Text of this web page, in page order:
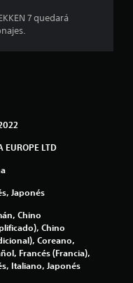
c
7 quedará
EUROPE LTD
Japonés
Chino
Chino
Coreano,
Francés (Francia),
Italiano, Japonés